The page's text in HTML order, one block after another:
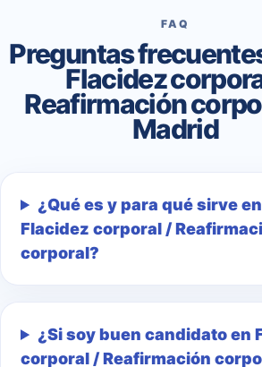
FAQ
Preguntas
Flacidez
Reafirmación
Madrid
¿Qué es y para qué sirve en
Flacidez corporal /
corporal?
¿Si soy buen candidato en
corporal / Reafirmación